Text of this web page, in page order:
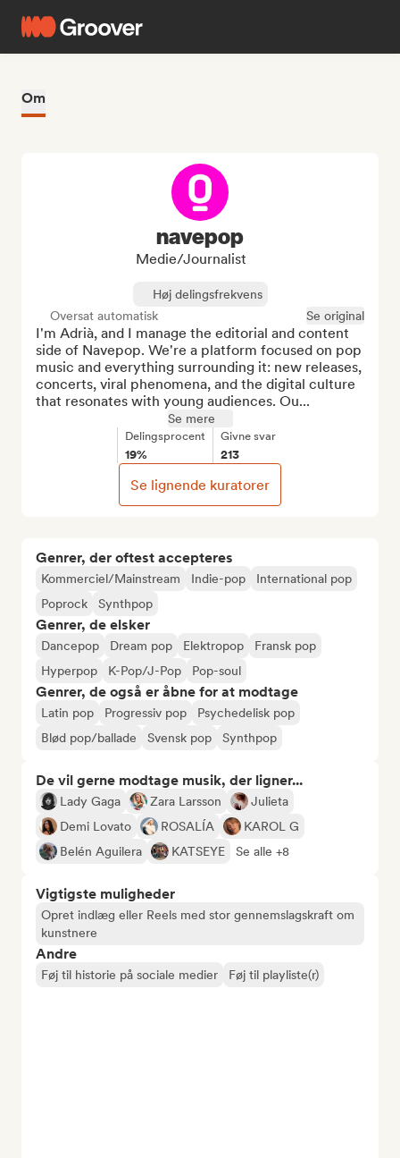
Om
Genrer, der oftest accepteres
Kommerciel/Mainstream Indie-pop
International pop
Poprock
Synthpop
Genrer, de elsker
Dancepop Dream pop Elektropop
Fransk pop
Hyperpop
K-Pop/J-Pop Pop-soul
Genrer, de også er åbne for at modtage
Latin pop Progressiv pop
Psychedelisk pop
Blød pop/ballade
Svensk pop Synthpop
De vil gerne modtage musik, der ligner...
Lady Gaga Zara Larsson
Julieta
Demi Lovato
ROSALÍA
KAROL G
Belén Aguilera
KATSEYE Se alle +8
Vigtigste muligheder
Opret indlæg eller Reels med stor gennemslagskraft om
kunstnere
Andre
Føj til historie på sociale medier Føj til playliste(r)
navepop
Medie/journalist
Høj delingsfrekvens
Oversat automatisk
Se original
I'm Adrià, and I manage the editorial and content
side of Navepop. We're a platform focused on pop
music and everything surrounding it: new releases,
concerts, viral phenomena, and the digital culture
that resonates with young audiences. Ou...
Se mere
Delingsprocent
19%
Givne svar
213
Se lignende kuratorer